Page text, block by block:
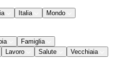
Italia
Mondo
Famiglia
Lavoro Salute
Vecchiaia